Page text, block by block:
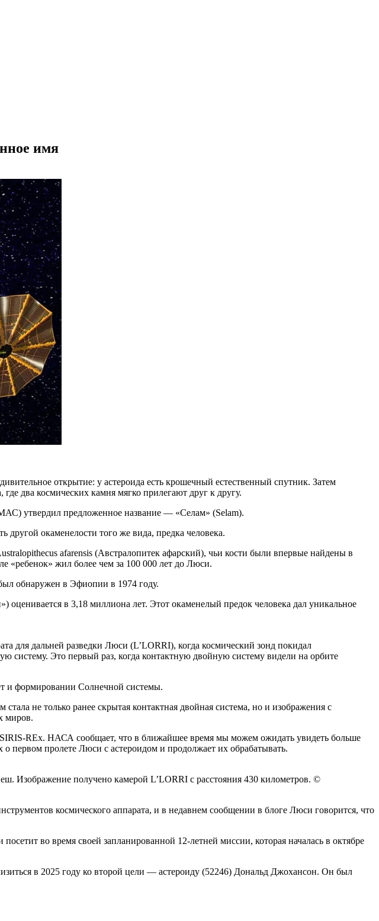
имя
открытие: у астероида есть крошечный естественный спутник. Затем
два космических камня мягко прилегают друг к другу.
утвердил предложенное название — «Селам» (Selam).
окаменелости того же вида, предка человека.
afarensis (Австралопитек афарский), чьи кости были впервые найдены в
«ребенок» жил более чем за 100 000 лет до Люси.
обнаружен в Эфиопии в 1974 году.
в 3,18 миллиона лет. Этот окаменелый предок человека дал уникальное
для дальней разведки Люси (L’LORRI), когда космический зонд покидал
систему. Это первый раз, когда контактную двойную систему видели на орбите
и формировании Солнечной системы.
не только ранее скрытая контактная двойная система, но и изображения с
миров.
REx. НАСА сообщает, что в ближайшее время мы можем ожидать увидеть больше
первом пролете Люси с астероидом и продолжает их обрабатывать.
Изображение получено камерой L’LORRI с расстояния 430 километров. ©
космического аппарата, и в недавнем сообщении в блоге Люси говорится, что
во время своей запланированной 12-летней миссии, которая началась в октябре
в 2025 году ко второй цели — астероиду (52246) Дональд Джохансон. Он был